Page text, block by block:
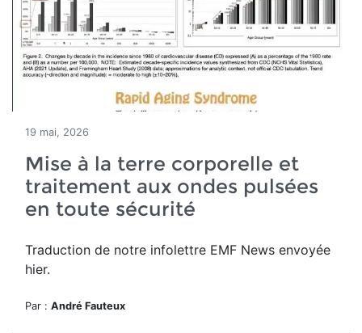
19 mai, 2026
Mise à la terre corporelle et
traitement aux ondes pulsées
en toute sécurité
Traduction de notre infolettre EMF News envoyée
hier.
Par : André Fauteux